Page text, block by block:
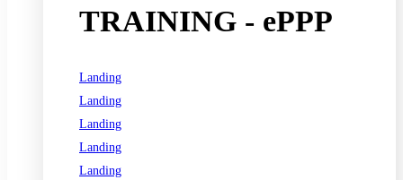
TRAINING - ePPP
Landing
Landing
Landing
Landing
Landing